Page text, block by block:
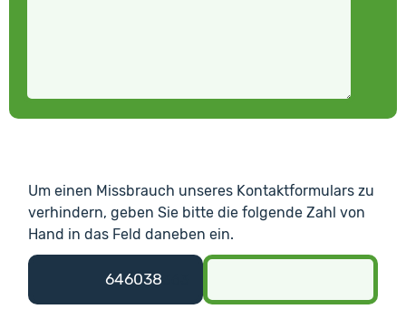
Um einen Missbrauch unseres Kontaktformulars zu
verhindern, geben Sie bitte die folgende Zahl von
Hand in das Feld daneben ein.
646038